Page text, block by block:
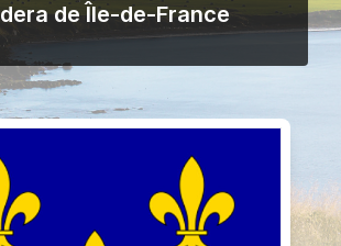
de Île-de-France